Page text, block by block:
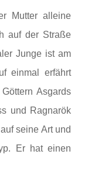
Mutter alleine
auf der Straße
Junge ist am
einmal erfährt
Asgards
und Ragnarök
seine Art und
Er hat einen